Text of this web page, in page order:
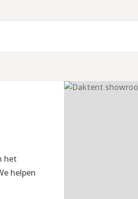
het
helpen